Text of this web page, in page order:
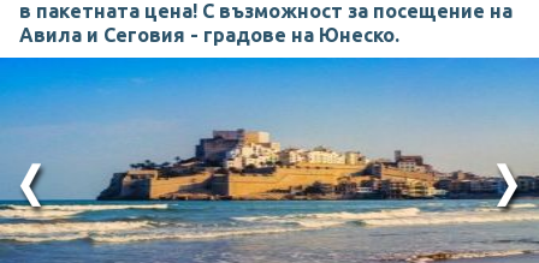
в пакетната цена! С възможност за посещение на
Авила и Сеговия - градове на Юнеско.